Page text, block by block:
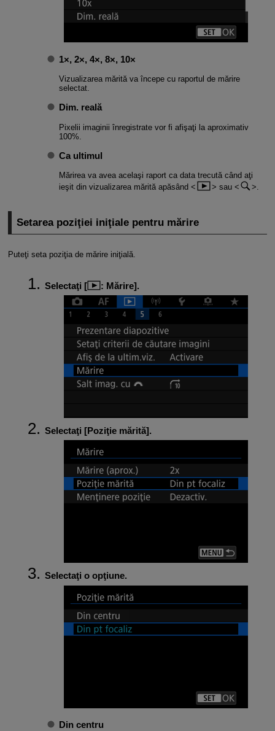
1×, 2×, 4×, 8×, 10×
Vizualizarea mărită va începe cu raportul de mărire
selectat.
Dim. reală
Pixelii imaginii înregistrate vor fi afişaţi la aproximativ
100%.
Ca ultimul
Mărirea va avea acelaşi raport ca data trecută când aţi
ieşit din vizualizarea mărită apăsând
sau .
Setarea poziţiei iniţiale pentru mărire
Puteţi seta poziţia de mărire iniţială.
Selectaţi [ : Mărire].
Selectaţi [Poziţie mărită].
Selectaţi o opţiune.
Din centru